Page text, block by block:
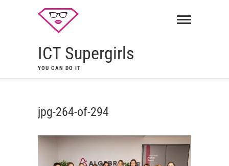
ICT Supergirls
YOU CAN DO IT
jpg-264-of-294